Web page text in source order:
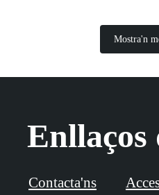
Mostra'n
Contacta'ns